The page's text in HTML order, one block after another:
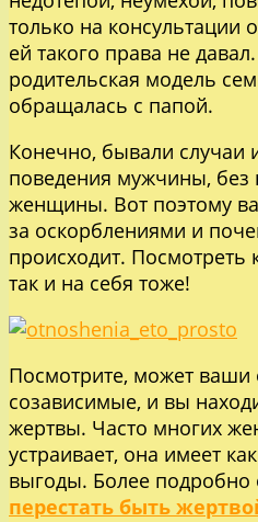
только на консультации
ей такого права не
родительская модель
обращалась с папой.
Конечно, бывали случаи
поведения мужчины, без
женщины. Вот поэтому
за оскорблениями и
происходит. Посмотреть
так и на себя тоже!
Посмотрите, может
созависимые, и вы
жертвы. Часто многих
устраивает, она имеет
выгоды. Более подробно
перестать быть